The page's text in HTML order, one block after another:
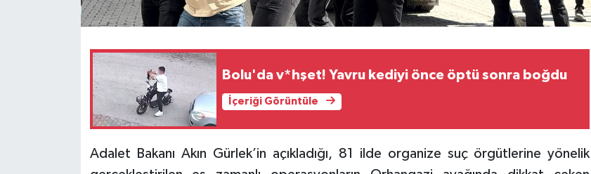
Bolu'da v*hşet! Yavru kediyi önce öptü sonra boğdu
İçeriği Görüntüle
Adalet Bakanı Akın Gürlek’in açıkladığı, 81 ilde organize suç örgütlerine yönelik